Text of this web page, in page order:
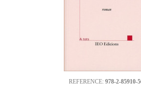
REFERENCE: 978-2-85910-